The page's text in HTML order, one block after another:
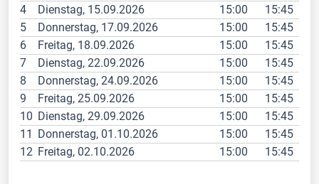
4
Dienstag, 15.09.2026 15:00
15:45
5
Donnerstag, 17.09.2026 15:00
15:45
6
Freitag, 18.09.2026 15:00
15:45
7
Dienstag, 22.09.2026 15:00
15:45
8
Donnerstag, 24.09.2026 15:00
15:45
9
Freitag, 25.09.2026 15:00
15:45
10 Dienstag, 29.09.2026 15:00
15:45
11
Donnerstag, 01.10.2026 15:00
15:45
12 Freitag, 02.10.2026 15:00 15:45